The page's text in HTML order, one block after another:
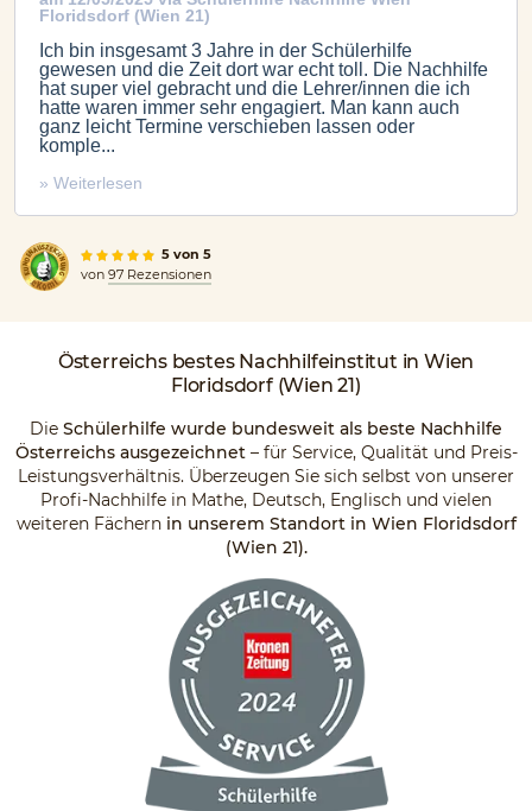
Floridsdorf (Wien 21)
Ich bin insgesamt 3 Jahre in der Schülerhilfe
gewesen und die Zeit dort war echt toll. Die Nachhilfe
hat super viel gebracht und die Lehrer/innen die ich
hatte waren immer sehr engagiert. Man kann auch
ganz leicht Termine verschieben lassen oder
komple...
» Weiterlesen
5 von 5
von 97 Rezensionen
Österreichs bestes Nachhilfeinstitut in Wien
Floridsdorf (Wien 21)
Die Schülerhilfe wurde bundesweit als beste Nachhilfe
Österreichs ausgezeichnet– für Service, Qualität und Preis-
Leistungsverhältnis. Überzeugen Sie sich selbst von unserer
Profi-Nachhilfe in Mathe, Deutsch, Englisch und vielen
weiteren Fächern in unserem Standort in Wien Floridsdorf
(Wien 21).